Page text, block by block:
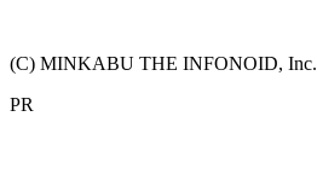
(C) MINKABU THE INFONOID, Inc.
PR